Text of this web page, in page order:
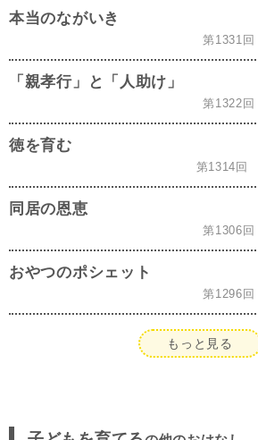
本当のながいき
第1331回
「親孝行」と「人助け」
第1322回
徳を育む
第1314回
同居の恩恵
第1306回
おやつのポシェット
第1296回
もっと見る